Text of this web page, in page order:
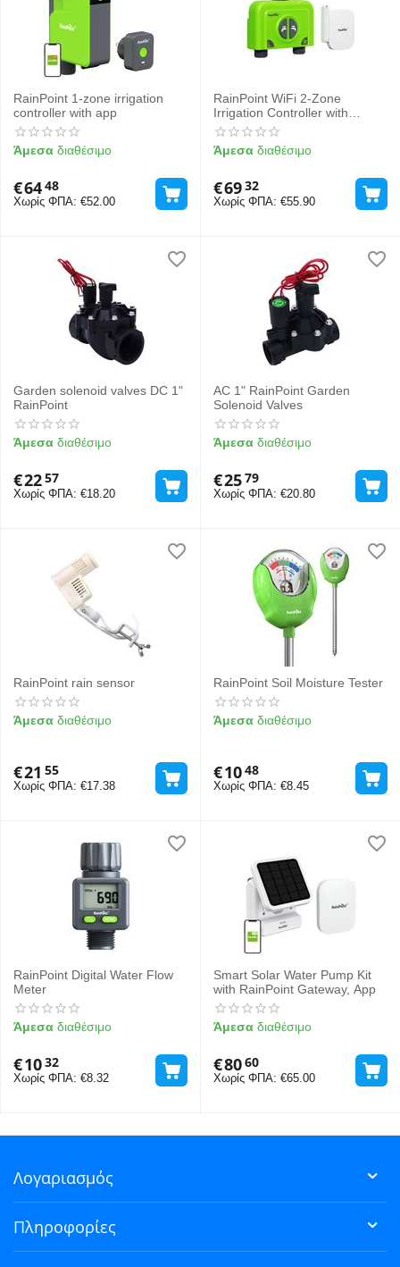
RainPoint 1-zone irrigation
controller with app
Άμεσα διαθέσιμο
€6448
Χωρίς ΦΠΑ: €52.00
RainPoint WiFi 2-Zone
Irrigation Controller with
Gateway
Άμεσα διαθέσιμο
€6932
Χωρίς ΦΠΑ: €55.90
Garden solenoid valves DC 1"
RainPoint
Άμεσα διαθέσιμο
€2257
Χωρίς ΦΠΑ: €18.20
AC 1" RainPoint Garden
Solenoid Valves
Άμεσα διαθέσιμο
€2579
Χωρίς ΦΠΑ: €20.80
RainPoint rain sensor
Άμεσα διαθέσιμο
€21 55
Χωρίς ΦΠΑ: €17.38
RainPoint Soil Moisture Tester
Άμεσα διαθέσιμο
€1048
Χωρίς ΦΠΑ: €8.45
RainPoint Digital Water Flow
Meter
Άμεσα διαθέσιμο
€1032
Χωρίς ΦΠΑ: €8.32
Smart Solar Water Pump Kit
with RainPoint Gateway, App
Άμεσα διαθέσιμο
€8060
Χωρίς ΦΠΑ: €65.00
Λογαριασμός
Πληροφορίες